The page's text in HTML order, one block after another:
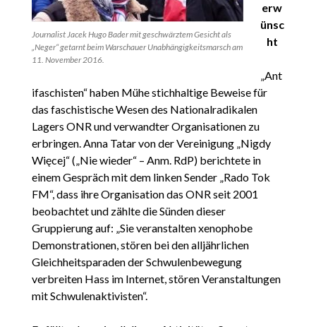
Journalist Jacek Hugo Bader mit geschwärztem Gesicht als
„Neger“ getarnt beim Warschauer Unabhängigkeitsmarsch am
11. November 2016.
erw
ünsc
ht
„Ant
ifaschisten“ haben Mühe stichhaltige Beweise für
das faschistische Wesen des Nationalradikalen
Lagers ONR und verwandter Organisationen zu
erbringen. Anna Tatar von der Vereinigung „Nigdy
Więcej“ („Nie wieder“ – Anm. RdP) berichtete in
einem Gespräch mit dem linken Sender „Rado Tok
FM“, dass ihre Organisation das ONR seit 2001
beobachtet und zählte die Sünden dieser
Gruppierung auf: „Sie veranstalten xenophobe
Demonstrationen, stören bei den alljährlichen
Gleichheitsparaden der Schwulenbewegung
verbreiten Hass im Internet, stören Veranstaltungen
mit Schwulenaktivisten“.